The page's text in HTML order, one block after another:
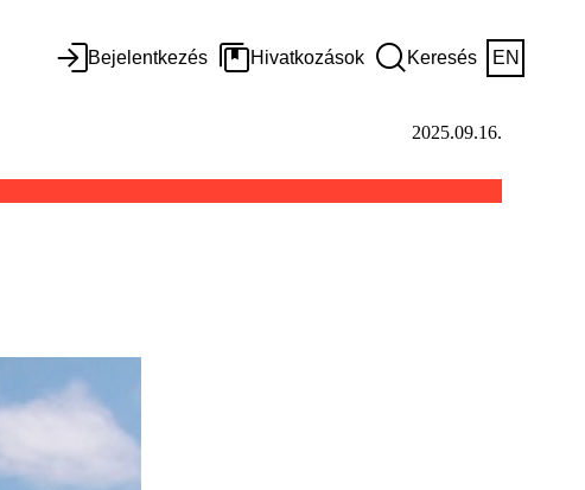
Bejelentkezés Hivatkozások Keresés EN
2025.09.16.